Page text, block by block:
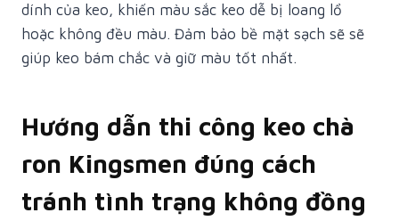
dính của keo, khiến màu sắc keo dễ bị loang lổ
hoặc không đều màu. Đảm bảo bề mặt sạch sẽ sẽ
giúp keo bám chắc và giữ màu tốt nhất.
Hướng dẫn thi công keo chà
ron Kingsmen đúng cách
tránh tình trạng không đồng